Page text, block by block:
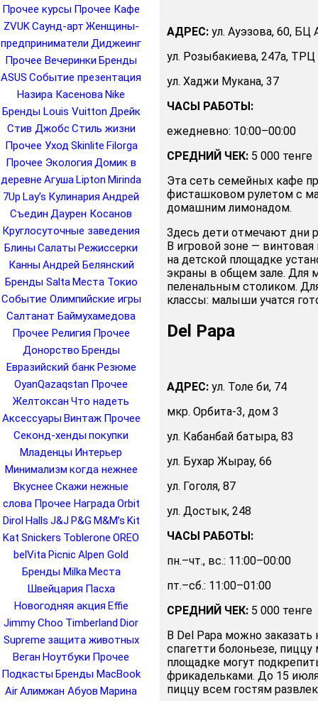
Прочее курсы Прочее Кафе
ZVUKСаунд-арт Женщины-
предприниматели Диджеинг
Прочее Вечеринки Бренды
ASUS Событие презентация
Назира Касенова Nike
Бренды Louis Vuitton Дрейк
Стив Джобс Стиль жизни
Прочее Уход Skinlite Filorga
Прочее Экология Домик в
деревне Агуша Lipton Mirinda
7Up Lay’s Кулинария Андрей
Съедин Даурен Косанов
Круглосуточные заведения
Блины Салаты Режиссерки
Канны Андрей Белянский
Бренды Salta Места Токио
Событие Олимпийские игры
Салтанат Баймухамедова
Прочее Религия Прочее
Донорство Бренды
Евразийский банк Резюме
OyanQazaqstan Прочее
Желтоксан Что надеть
Аксессуары Винтаж Прочее
Секонд-хенды покупки
Младенцы Интерьер
Минимализм когда нежнее
Вкуснее Скажи нежные
слова Прочее НаградаOrbit
Dirol Halls J&J P&G M&M’s Kit
Kat Snickers Toblerone OREO
belVita Picnic Alpen Gold
Бренды Milka Места
Швейцария Пасха
Новогодняя акция Effie
Jimmy Choo Timberland Dior
Supreme защита животных
Веган Ноутбуки Прочее
Подкасты Бренды MacBook
AirАлимжан Абуов Марина
АДРЕС: ул. Ауэзова, 60, БЦ
ул. Розыбакиева, 247а,
ул. Хаджи Мукана, 37
ЧАСЫ РАБОТЫ:
ежедневно: 10:00–00:00
СРЕДНИЙ ЧЕК: 5 000 тенге
Эта сеть семейных кафе
фисташковом рулетом с
домашним лимонадом.
Здесь дети отмечают дни
В игровой зоне —
на детской площадке
экраны в общем зале. Для
пеленальным столиком.
классы: малыши учатся
Del Papа
АДРЕС: ул. Толе би, 74
мкр. Орбита-3, дом 3
ул. Кабанбай батыра, 83
ул. Бухар Жырау, 66
ул. Гоголя, 87
ул. Достык, 248
ЧАСЫ РАБОТЫ:
пн.–чт., вс.: 11:00–00:00
пт.–сб.: 11:00–01:00
СРЕДНИЙ ЧЕК: 5 000 тенге
В Del Papa можно заказать
спагетти болоньезе,
площадке могут
фрикадельками. До 15
пиццу всем гостям